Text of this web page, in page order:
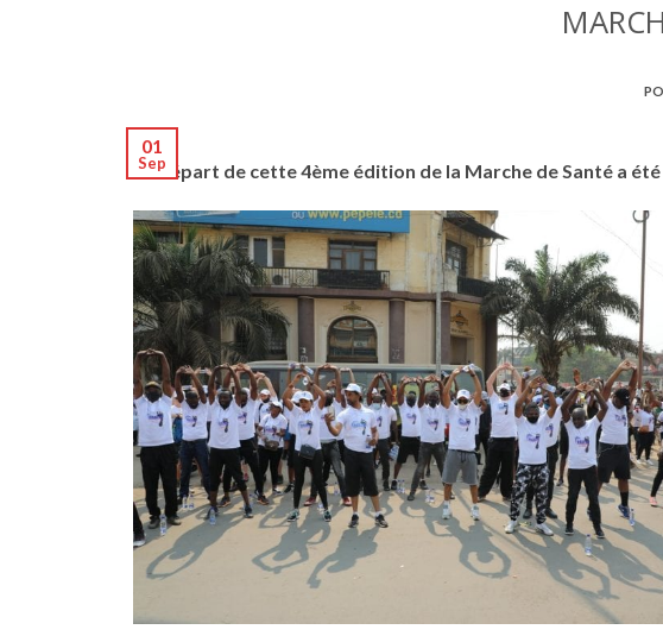
01
Sep
Le départ de cette 4ème édition de la Marche de Santé a